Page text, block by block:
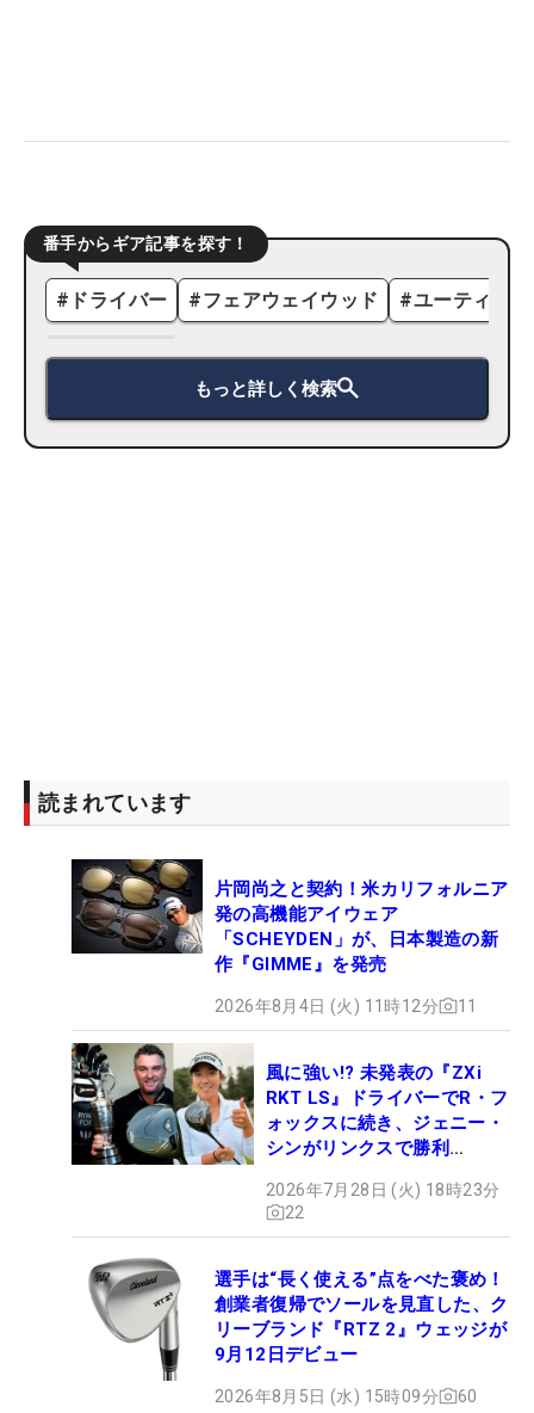
番手からギア記事を探す！
# ドライバー #フェアウェイウッド #ユーティリ
もっと詳しく検索
読まれています
片岡尚之と契約！米カリフォルニア
発の高機能アイウェア
「SCHEYDEN」が、日本製造の新
作『GIMME』を発売
2026年8月4日 (火) 11時12分 11
風に強い!? 未発表の『ZXi
RKT LS』ドライバーでR・フ
ォックスに続き、ジェニー・
シンがリンクスで勝利
2026年7月28日 (火) 18時23分
22
選手は“長く使える”点をべた褒め！
創業者復帰でソールを見直した、ク
リーブランド『RTZ 2』ウェッジが
9月12日デビュー
2026年8月5日 (水) 15時09分 60